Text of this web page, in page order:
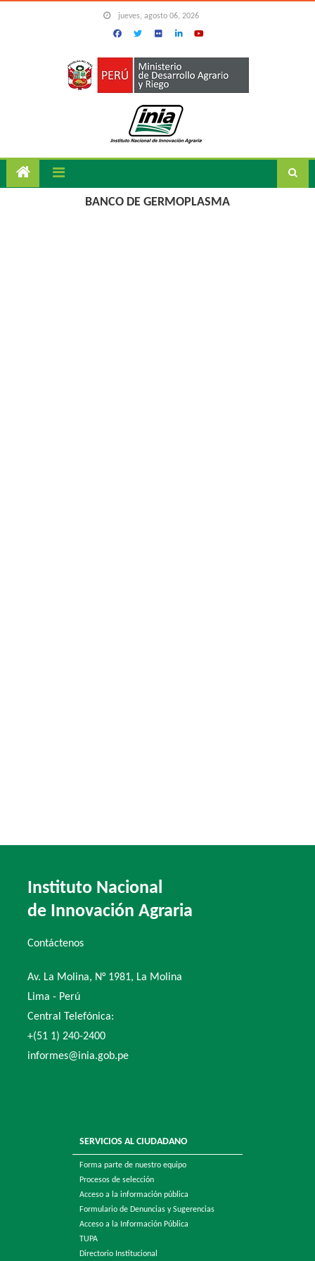
jueves, agosto 06, 2026
BANCO DE GERMOPLASMA
Instituto Nacional
de Innovación Agraria
Contáctenos
Av. La Molina, N° 1981, La Molina
Lima - Perú
Central Telefónica:
+(51 1) 240-2400
informes@inia.gob.pe
SERVICIOS AL CIUDADANO
Forma parte de nuestro equipo
Procesos de selección
Acceso a la información pública
Formulario de Denuncias y Sugerencias
Acceso a la Información Pública
TUPA
Directorio Institucional